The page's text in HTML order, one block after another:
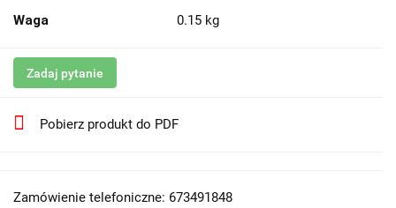
Waga 0.15 kg
Zadaj pytanie
Pobierz produkt do PDF
Zamówienie telefoniczne: 673491848